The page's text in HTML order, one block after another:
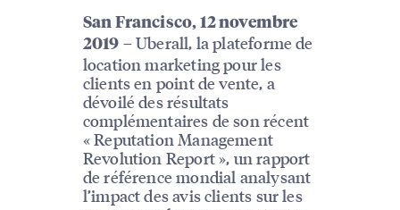
San Francisco, 12 novembre
2019 – Uberall, la plateforme de
location marketing pour les
clients en point de vente, a
dévoilé des résultats
complémentaires de son récent
« Reputation Management
Revolution Report », un rapport
de référence mondial analysant
l’impact des avis clients sur les